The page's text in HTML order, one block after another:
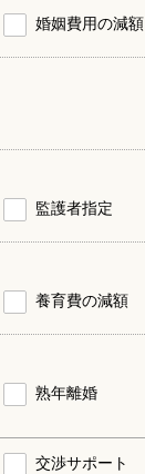
婚姻費用の減額
監護者指定
養育費の減額
熟年離婚
交渉サポート